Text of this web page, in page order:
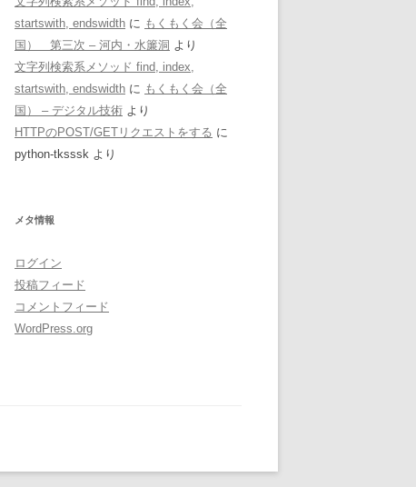
startswith, endswidth に もくもく会（全
国） 第三次 – 河内・水簾洞 より
文字列検索系メソッド find, index,
startswith, endswidth に もくもく会（全
国） – デジタル技術 より
HTTPのPOST/GETリクエストをする に
python-tksssk より
メタ情報
ログイン
投稿フィード
コメントフィード
WordPress.org